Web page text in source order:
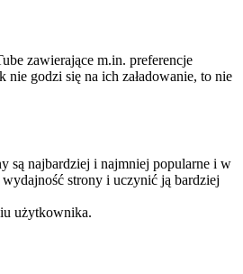
zawierające m.in. preferencje
godzi się na ich załadowanie, to nie
są najbardziej i najmniej popularne i w
strony i uczynić ją bardziej
użytkownika.